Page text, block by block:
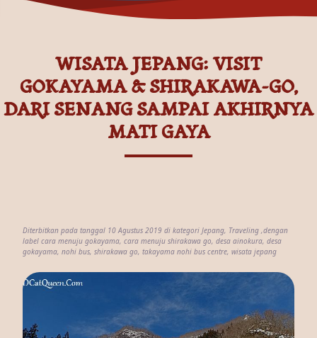
WISATA JEPANG: VISIT
GOKAYAMA & SHIRAKAWA-GO,
DARI SENANG SAMPAI AKHIRNYA
MATI GAYA
Diterbitkan pada tanggal 10 Agustus 2019 di kategori Jepang, Traveling ,dengan
label cara menuju gokayama, cara menuju shirakawa go, desa ainokura, desa
gokayama, nohi bus, shirakawa go, takayama nohi bus centre, wisata jepang